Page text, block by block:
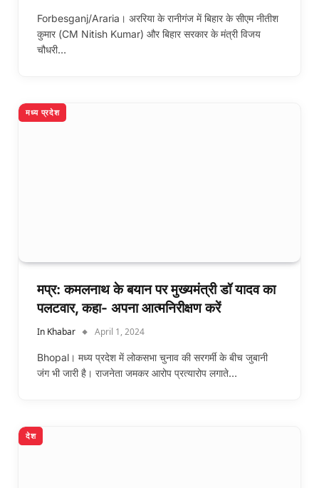
Forbesganj/Araria। अररिया के रानीगंज में बिहार के सीएम नीतीश
कुमार (CM Nitish Kumar) और बिहार सरकार के मंत्री विजय
चौधरी…
मध्य प्रदेश
मप्र: कमलनाथ के बयान पर मुख्यमंत्री डॉ यादव का
पलटवार, कहा- अपना आत्मनिरीक्षण करें
In Khabar April 1, 2024
Bhopal। मध्य प्रदेश में लोकसभा चुनाव की सरगर्मी के बीच जुबानी
जंग भी जारी है। राजनेता जमकर आरोप प्रत्यारोप लगाते…
देश